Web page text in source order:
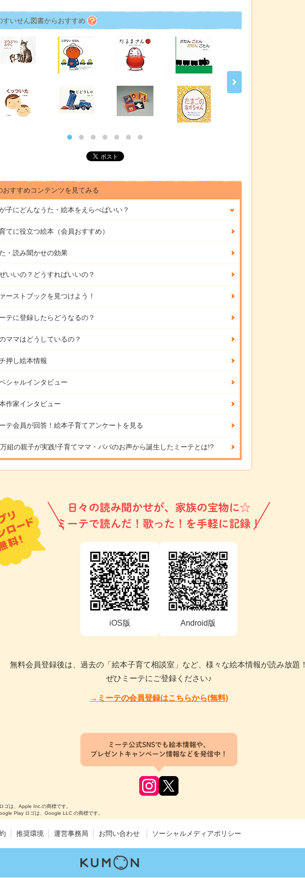
すいせん図書からおすすめ
おすすめコンテンツを見てみる
子にどんなうた・絵本をえらべばいい？
てに役立つ絵本（会員おすすめ）
・読み聞かせの効果
いいの？どうすればいいの？
ーストブックを見つけよう！
テに登録したらどうなるの？
ママはどうしているの？
押し絵本情報
シャルインタビュー
作家インタビュー
テ会員が回答！ 絵本子育てアンケートを見る
組の親子が実践!子育てママ・パパのお声から誕生したミーテとは!?
日々の読み聞かせが、家族の宝物に☆
ミーテで読んだ！歌った！を手軽に記録！
iOS版 Android版
無料会員登録後は、過去の「絵本子育て相談室」など、様々な絵本情報が読み放題！
ぜひミーテにご登録ください♪
→ミーテの会員登録はこちらから(無料)
ミーテ公式SNSでも絵本情報や、
プレゼントキャンペーン情報などを発信中！
は、Apple Inc.の商標です。
Play ロゴは、Google LLC の商標です。
推奨環境 運営事務局 お問い合わせ ソーシャルメディアポリシー